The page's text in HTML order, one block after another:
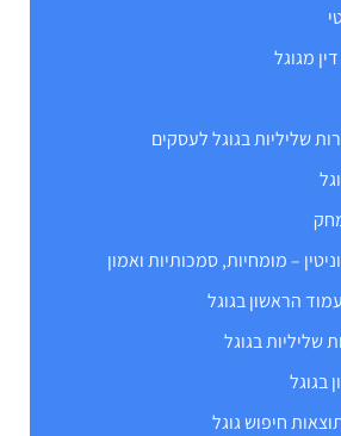
מגוגל
שליליות בגוגל לעסקים
– מומחיות, סמכותיות ואמון
הראשון בגוגל
שליליות בגוגל
בגוגל
חיפוש גוגל